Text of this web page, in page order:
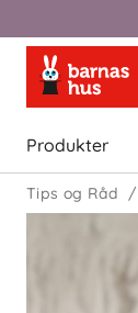
Produkter
Tips og Råd